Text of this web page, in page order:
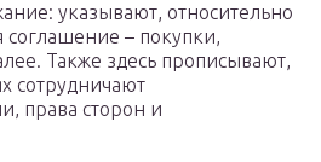
указывают, относительно
соглашение – покупки,
Также здесь прописывают,
сотрудничают
права сторон и